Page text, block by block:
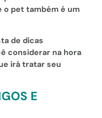
o pet também é um
de dicas
considerar na hora
irá tratar seu
E